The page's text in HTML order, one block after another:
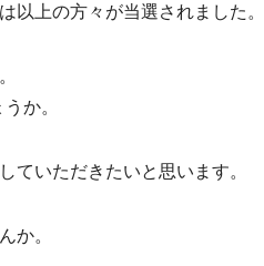
上の方々が当選されました。
か。
いただきたいと思います。
か。